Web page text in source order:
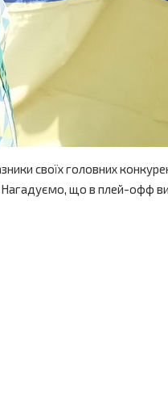
своїх головних
Нагадуємо, що в плей-офф